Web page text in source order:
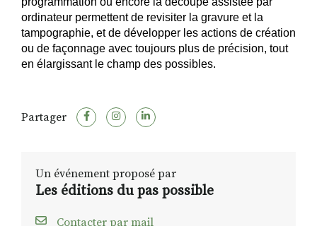
ordinateur permettent de revisiter la gravure et la
tampographie, et de développer les actions de création
ou de façonnage avec toujours plus de précision, tout
en élargissant le champ des possibles.
Partager
Un événement proposé par
Les éditions du pas possible
Contacter par mail